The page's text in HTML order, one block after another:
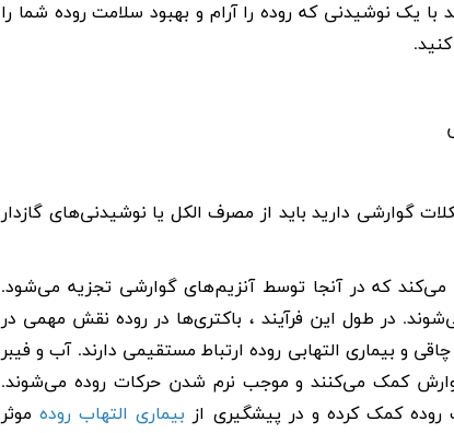
با یک نوشیدنی که روده را آرام و بهبود سلامت روده شما را
گوارشی دارید باید از مصرف الکل یا نوشیدنی‌های گازدار
که در آنجا توسط آنزیم‌های گوارشی تجزیه می‌شود.
در طول این فرآیند ، باکتری‌ها در روده نقش مهمی در
و بیماری التهابی روده ارتباط مستقیمی دارند. آب و فیبر
کمک می‌کنند و موجب نرم شدن حرکات روده می‌شوند.
کمک کرده و در پیشگیری از بیماری التهاب رودهموثر